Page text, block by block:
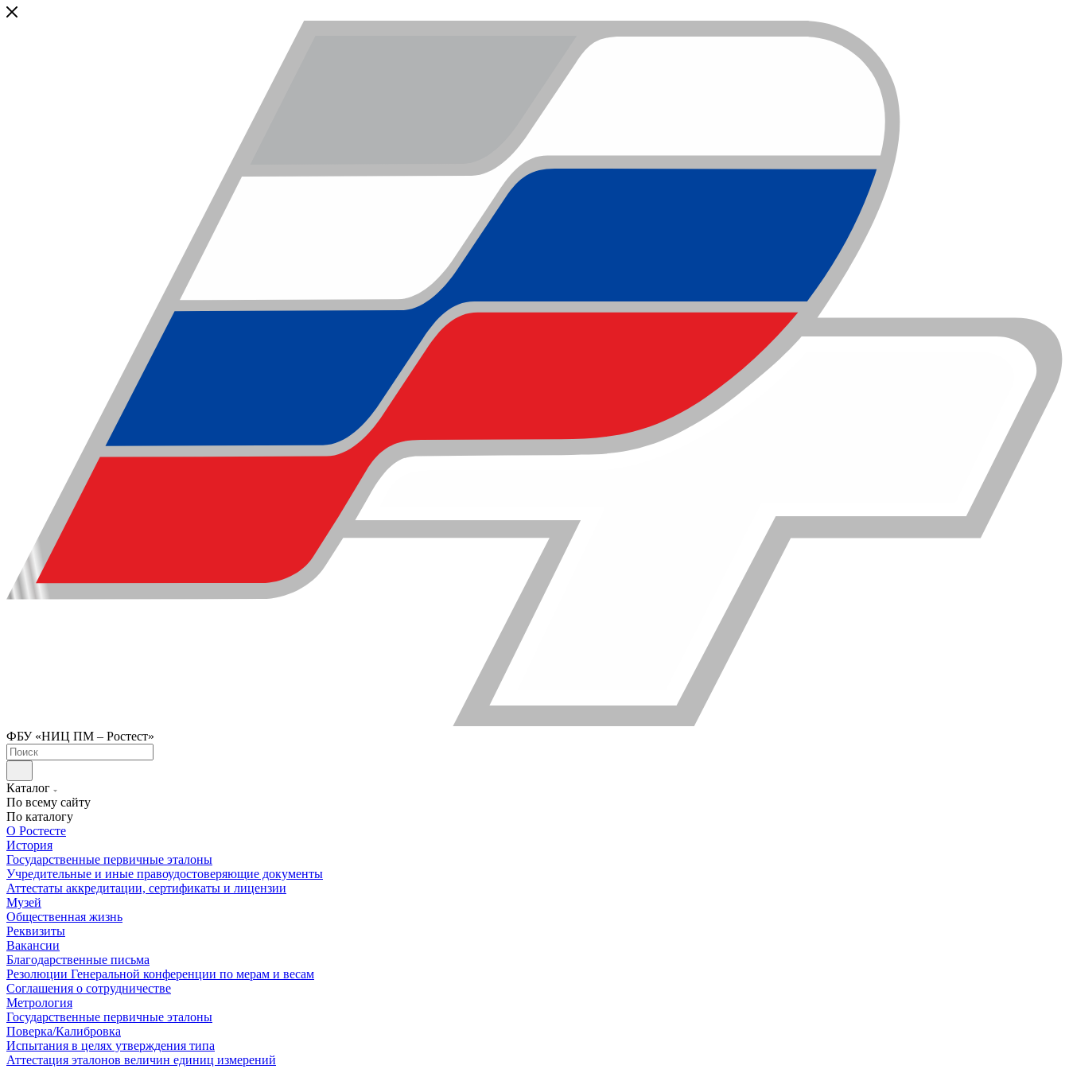
ФБУ «НИЦ ПМ – Ростест»
Каталог
По всему сайту
По каталогу
О Ростесте
История
Государственные первичные эталоны
Учредительные и иные правоудостоверяющие документы
Аттестаты аккредитации, сертификаты и лицензии
Музей
Общественная жизнь
Реквизиты
Вакансии
Благодарственные письма
Резолюции Генеральной конференции по мерам и весам
Соглашения о сотрудничестве
Метрология
Государственные первичные эталоны
Поверка/Калибровка
Испытания в целях утверждения типа
Аттестация эталонов величин единиц измерений